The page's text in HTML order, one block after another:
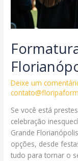
Deixe um
Se você está
celebração
Grande
opções, desde
tudo para tornar o